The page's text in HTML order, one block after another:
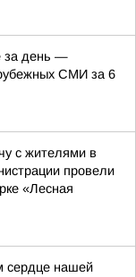
за день —
СМИ за 6
с жителями в
провели
«Лесная
сердце нашей